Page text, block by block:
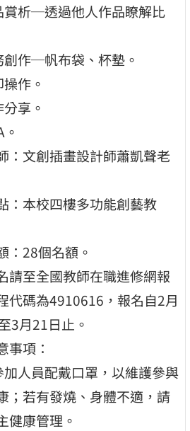
賞析─透過他人作品瞭解比
創作─帆布袋、杯墊。
作。
享。
：文創插畫設計師蕭凱聲老
：本校四樓多功能創藝教
：28個名額。
請至全國教師在職進修網報
代碼為4910616，報名自2月
3月21日止。
事項：
加人員配戴口罩，以維護參與
；若有發燒、身體不適，請
健康管理。